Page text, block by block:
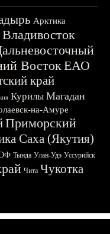
Арктика
Владивосток
ВостокЕАО
край
Курилы Магадан
на-Амуре
Приморский
Саха (Якутия)
Тында Улан-Удэ Уссурийск
Чита Чукотка